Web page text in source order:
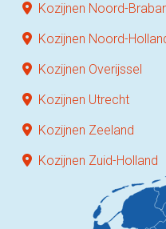
Kozijnen Noord-
Kozijnen Noord-
Kozijnen Overijssel
Kozijnen Utrecht
Kozijnen Zeeland
Kozijnen Zuid-Holland